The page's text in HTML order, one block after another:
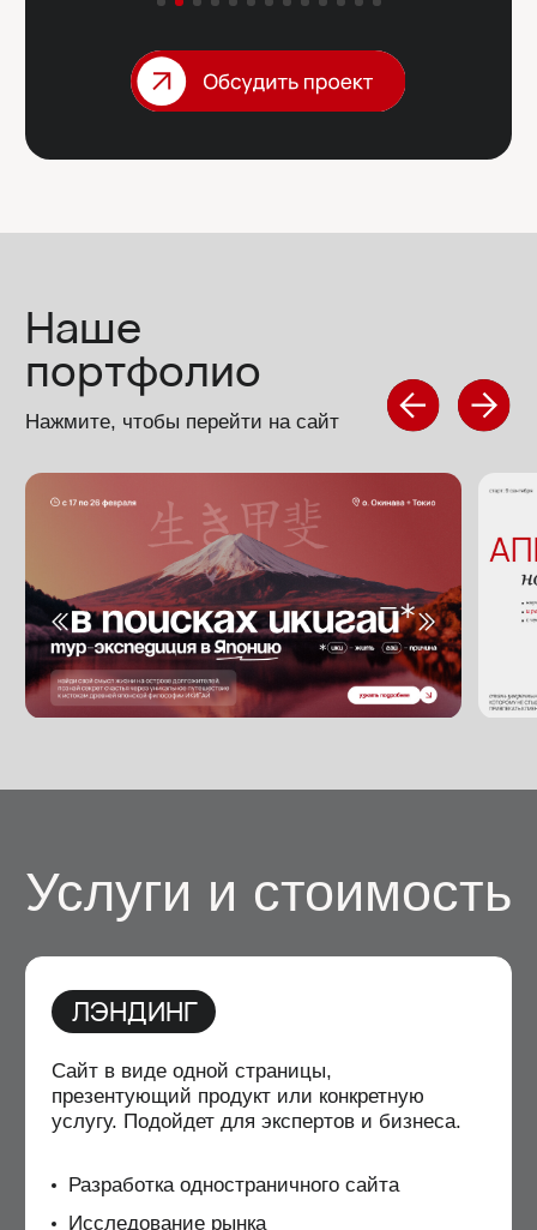
трафик будет идти с мобильных устройств.
Разработка сайта
Исследование рынка
Копирайтинг (сбор смыслов и написание
Подключение оплаты и прочих интеграций
ПРЕЗЕНТАЦИИ / БАННЕРЫ
Разработаем стильную презентацию,
группы вконтакте / ютуба и другое.
МНОГОСТРАНИЧНЫЙ САЙТ
Сайт из нескольких страниц для
оформления нескольких услуг или
продуктов, включающий в себя несколько
ИНТЕРНЕТ-МАГАЗИН
включающий в себя каталог продуктов
ТОЛЬКО ДИЗАЙН
Отрисовка дизайн-макета, включая
мобильные адаптивы, без дальнейшей
вёрстки.